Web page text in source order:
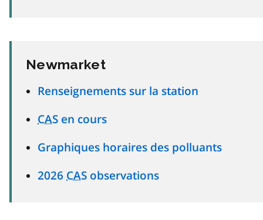
Newmarket
Renseignements sur la station
CAS en cours
Graphiques horaires des polluants
2026 CAS observations